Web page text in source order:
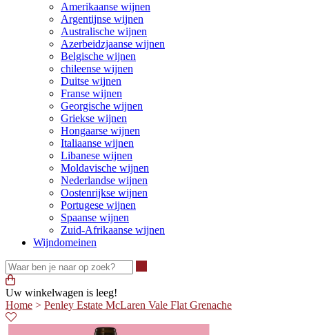
Amerikaanse wijnen
Argentijnse wijnen
Australische wijnen
Azerbeidzjaanse wijnen
Belgische wijnen
chileense wijnen
Duitse wijnen
Franse wijnen
Georgische wijnen
Griekse wijnen
Hongaarse wijnen
Italiaanse wijnen
Libanese wijnen
Moldavische wijnen
Nederlandse wijnen
Oostenrijkse wijnen
Portugese wijnen
Spaanse wijnen
Zuid-Afrikaanse wijnen
Wijndomeinen
Uw winkelwagen is leeg!
Home > Penley Estate McLaren Vale Flat Grenache